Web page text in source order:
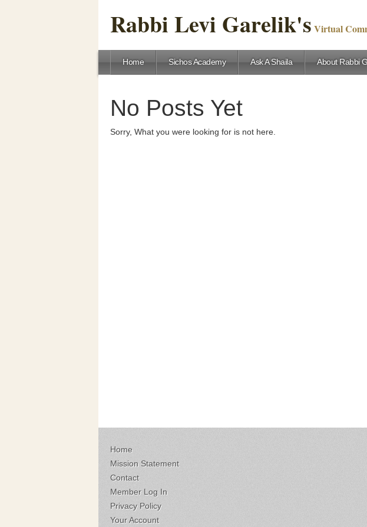
Rabbi Levi Garelik's Virtual
Home Sichos Academy Ask A Shaila About Rabbi
No Posts Yet
Sorry, What you were looking for is not here.
Home
Mission Statement
Contact
Member Log In
Privacy Policy
Your Account